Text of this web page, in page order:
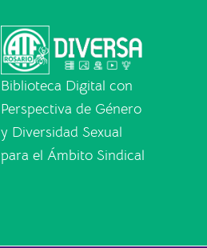
Biblioteca Digital con
Perspectiva de Género
y Diversidad Sexual
para el Ámbito Sindical